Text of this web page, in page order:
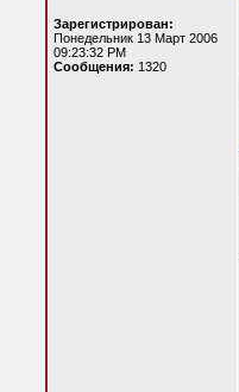
Зарегистрирован:
Понедельник 13 Март 2006
09:23:32 PM
Сообщения: 1320